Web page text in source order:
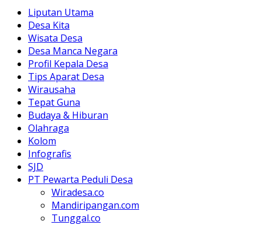
Liputan Utama
Desa Kita
Wisata Desa
Desa Manca Negara
Profil Kepala Desa
Tips Aparat Desa
Wirausaha
Tepat Guna
Budaya & Hiburan
Olahraga
Kolom
Infografis
SJD
PT Pewarta Peduli Desa
Wiradesa.co
Mandiripangan.com
Tunggal.co